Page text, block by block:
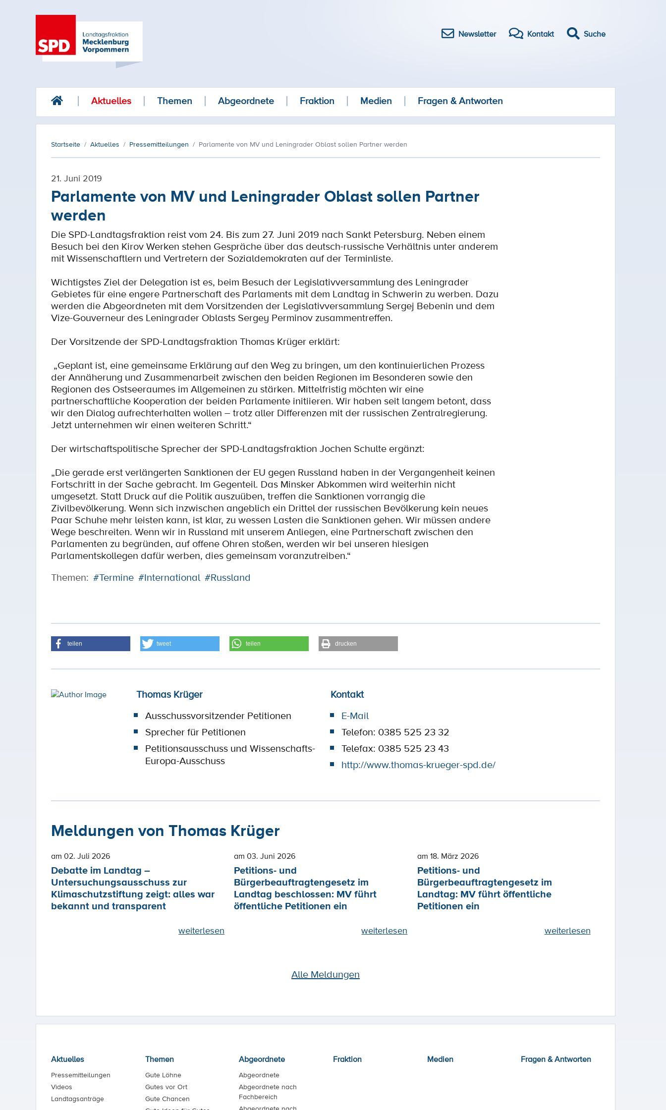
Newsletter Kontakt Suche
Aktuelles Themen Abgeordnete Fraktion Medien Fragen & Antworten
Startseite Aktuelles Pressemitteilungen Parlamente von MV und Leningrader Oblast sollen Partner werden
21. Juni 2019
Parlamente von MV und Leningrader Oblast sollen Partner
werden
Die SPD-Landtagsfraktion reist vom 24. Bis zum 27. Juni 2019 nach Sankt Petersburg. Neben einem
Besuch bei den Kirov Werken stehen Gespräche über das deutsch-russische Verhältnis unter anderem
mit Wissenschaftlern und Vertretern der Sozialdemokraten auf der Terminliste.
Wichtigstes Ziel der Delegation ist es, beim Besuch der Legislativversammlung des Leningrader
Gebietes für eine engere Partnerschaft des Parlaments mit dem Landtag in Schwerin zu werben. Dazu
werden die Abgeordneten mit dem Vorsitzenden der Legislativversammlung Sergej Bebenin und dem
Vize-Gouverneur des Leningrader Oblasts Sergey Perminov zusammentreffen.
Der Vorsitzende der SPD-Landtagsfraktion Thomas Krüger erklärt:
„Geplant ist, eine gemeinsame Erklärung auf den Weg zu bringen, um den kontinuierlichen Prozess
der Annäherung und Zusammenarbeit zwischen den beiden Regionen im Besonderen sowie den
Regionen des Ostseeraumes im Allgemeinen zu stärken. Mittelfristig möchten wir eine
partnerschaftliche Kooperation der beiden Parlamente initiieren. Wir haben seit langem betont, dass
wir den Dialog aufrechterhalten wollen – trotz aller Differenzen mit der russischen Zentralregierung.
Jetzt unternehmen wir einen weiteren Schritt.“
Der wirtschaftspolitische Sprecher der SPD-Landtagsfraktion Jochen Schulte ergänzt:
„Die gerade erst verlängerten Sanktionen der EU gegen Russland haben in der Vergangenheit keinen
Fortschritt in der Sache gebracht. Im Gegenteil. Das Minsker Abkommen wird weiterhin nicht
umgesetzt. Statt Druck auf die Politik auszuüben, treffen die Sanktionen vorrangig die
Zivilbevölkerung. Wenn sich inzwischen angeblich ein Drittel der russischen Bevölkerung kein neues
Paar Schuhe mehr leisten kann, ist klar, zu wessen Lasten die Sanktionen gehen. Wir müssen andere
Wege beschreiten. Wenn wir in Russland mit unserem Anliegen, eine Partnerschaft zwischen den
Parlamenten zu begründen, auf offene Ohren stoßen, werden wir bei unseren hiesigen
Parlamentskollegen dafür werben, dies gemeinsam voranzutreiben.“
Themen: #Termine #International #Russland
teilen tweet teilen drucken
Thomas Krüger
Kontakt
Ausschussvorsitzender Petitionen
Sprecher für Petitionen
Petitionsausschuss und Wissenschafts-
Europa-Ausschuss
E-Mail
Telefon: 0385 525 23 32
Telefax: 0385 525 23 43
http://www.thomas-krueger-spd.de/
Meldungen von Thomas Krüger
am 02. Juli 2026
Debatte im Landtag –
Untersuchungsausschuss zur
Klimaschutzstiftung zeigt: alles war
bekannt und transparent
weiterlesen
am 03. Juni 2026
Petitions- und
Bürgerbeauftragtengesetz im
Landtag beschlossen: MV führt
öffentliche Petitionen ein
weiterlesen
am 18. März 2026
Petitions- und
Bürgerbeauftragtengesetz im
Landtag: MV führt öffentliche
Petitionen ein
weiterlesen
Alle Meldungen
Aktuelles
Pressemitteilungen
Videos
Landtagsanträge
Themen
Gute Löhne
Gutes vor Ort
Gute Chancen
Abgeordnete
Abgeordnete
Abgeordnete nach
Fachbereich
Fraktion Medien Fragen & Antworten